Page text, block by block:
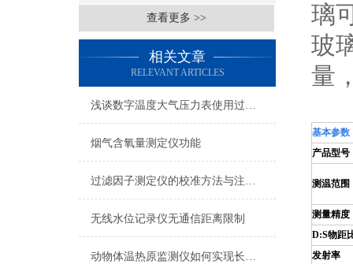
查看更多 >>
相关文章
RELEVANT ARTICLES
浅谈数字温度大气压力表使用过程中的注意事项
烟气含氧量测定仪功能
过滤因子测定仪的校准方法与注意事项
无线水位记录仪无通信距离限制
动物体温热原监测仪如何实现长时程、无干扰的连续监测？
璃
玻
量
基本参数
产品型号
测温范围
测量精度
D:S物距
发射率